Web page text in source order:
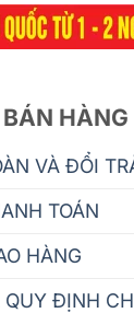
HÀNG
VÀ ĐỔI
TOÁN
HÀNG
QUY ĐỊNH